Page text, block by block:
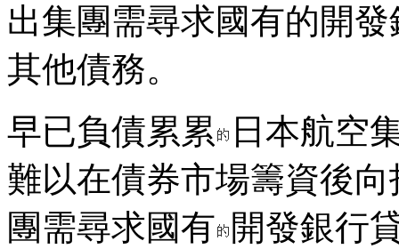
出集團需尋求國有的開
其他債務。
早已負債累累
日本航空
難以在債券市場籌資後
團需尋求國有 開發銀行